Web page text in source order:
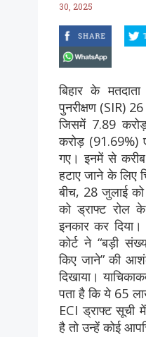
30, 2025
बिहार के
पुनरीक्षण (SIR)
जिसमें 7.89
करोड़ (91.69%)
गए। इनमें से
हटाए जाने के लिए
बीच, 28 जुलाई
को ड्राफ्ट रोल
इनकार कर
कोर्ट ने “बड़ी
किए जाने” की
दिखाया।
पता है कि ये 65
ECI ड्राफ्ट सूची
है तो उन्हें कोई